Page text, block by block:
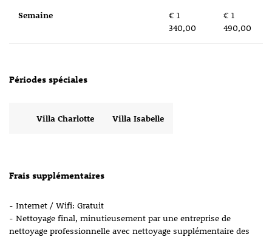
Semaine
€ 1
340,00
€ 1
490,00
Périodes spéciales
Villa Charlotte Villa Isabelle
Frais supplémentaires
- Internet / Wifi: Gratuit
- Nettoyage final, minutieusement par une entreprise de
nettoyage professionnelle avec nettoyage supplémentaire des